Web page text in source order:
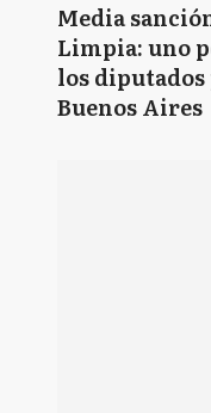
Media
Limpia: uno
los
Buenos Aires